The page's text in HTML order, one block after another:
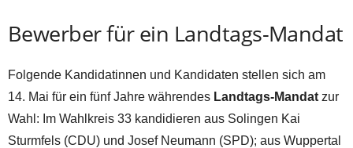
Bewerber für ein Landtags-Mandat
Folgende Kandidatinnen und Kandidaten stellen sich am
14. Mai für ein fünf Jahre währendes Landtags-Mandat zur
Wahl: Im Wahlkreis 33 kandidieren aus Solingen Kai
Sturmfels (CDU) und Josef Neumann (SPD); aus Wuppertal